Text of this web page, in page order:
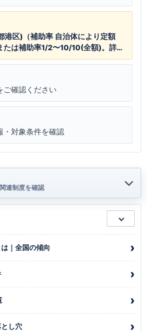
港区)（補助率 自治体により定額
たは補助率1/2〜10/10(全額)。詳細
ご確認ください
・対象条件を確認
連制度を確認
｜全国の傾向
し穴